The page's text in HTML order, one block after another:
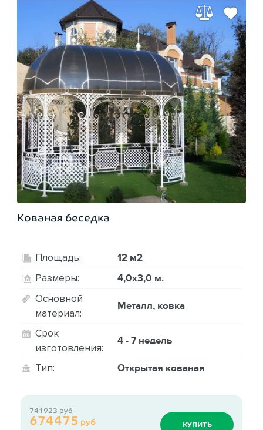
Кованая беседка
Площадь: 12 м2
Размеры: 4,0х3,0 м.
Основной
материал:
Металл, ковка
Срок
изготовления:
4 - 7 недель
Тип: Открытая кованая
674475 руб
741923 руб
КУПИТЬ